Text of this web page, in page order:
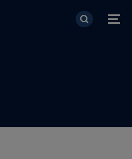
Pasar al contenido